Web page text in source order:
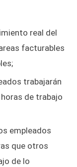
real del
facturables
trabajarán
de trabajo
empleados
que otros
de lo